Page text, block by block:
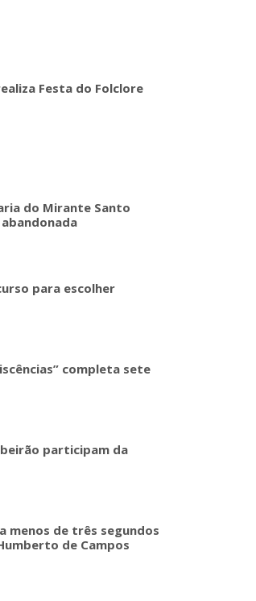
Festa do Folclore
do Mirante Santo
para escolher
completa sete
participam da
menos de três segundos
de Campos